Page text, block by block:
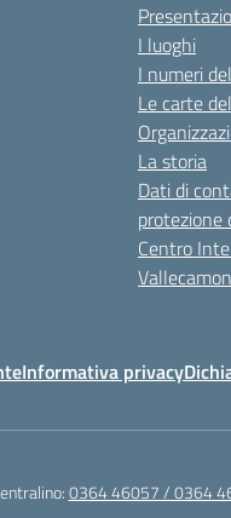
I luoghi
I numeri
Le carte
La storia
Dati di
protezione
Centro
Informativa privacy
0364 46057 / 0364